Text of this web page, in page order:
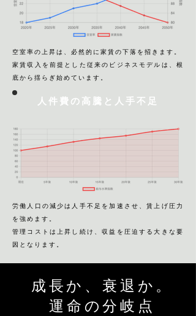
空室率の上昇は、必然的に家賃の下落を招きます。
家賃収入を前提とした従来のビジネスモデルは、根
底から揺らぎ始めています。
人件費の高騰と人手不足
労働人口の減少は人手不足を加速させ、賃上げ圧力
を強めます。
管理コストは上昇し続け、収益を圧迫する大きな要
因となります。
成長か、衰退か。
運命の分岐点